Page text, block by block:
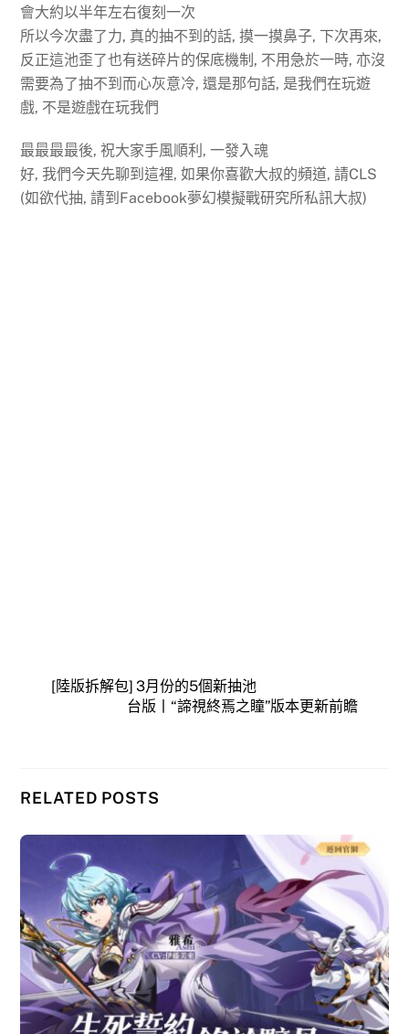
會大約以半年左右復刻一次
所以今次盡了力, 真的抽不到的話, 摸一摸鼻子, 下次再來,
反正這池歪了也有送碎片的保底機制, 不用急於一時, 亦沒
需要為了抽不到而心灰意冷, 還是那句話, 是我們在玩遊
戲, 不是遊戲在玩我們
最最最最後, 祝大家手風順利, 一發入魂
好, 我們今天先聊到這裡, 如果你喜歡大叔的頻道, 請CLS
(如欲代抽, 請到Facebook夢幻模擬戰研究所私訊大叔)
[陸版拆解包] 3月份的5個新抽池
台版丨“諦視終焉之瞳”版本更新前瞻
RELATED POSTS